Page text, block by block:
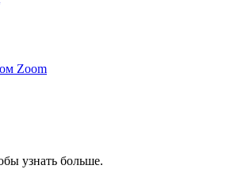
Zoom
узнать больше.